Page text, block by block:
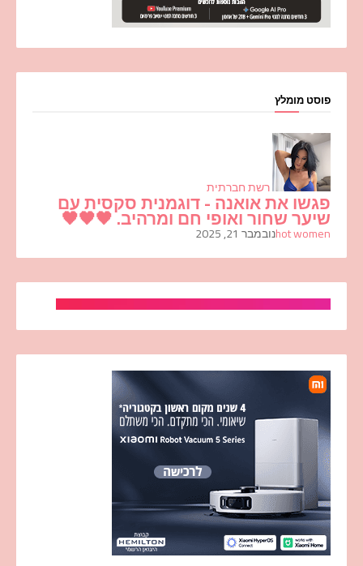
פוסט מומלץ
רשת חברתית
פגשו את אואנה - דוגמנית סקסית עם
שיער שחור ואופי חם ומרהיב. 🖤🖤🖤
hot womenנובמבר 21, 2025